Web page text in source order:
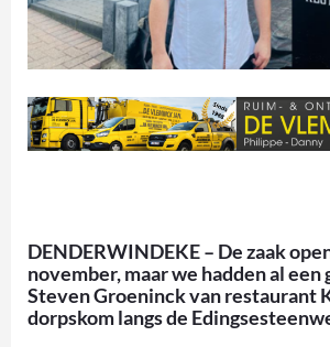
DENDERWINDEKE – De zaak
november, maar we hadden al een
Steven Groeninck van restaurant
dorpskom langs de